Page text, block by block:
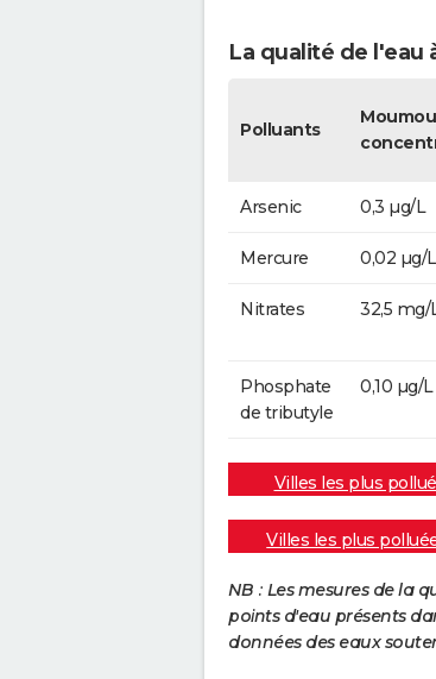
La qualité de l'eau
Polluants
Arsenic 0,3 µg/L
Mercure 0,02 µg/L
Nitrates 32,5 mg/
Phosphate
de tributyle
0,10 µg/L
Villes les plus
Villes les plus
NB : Les mesures de la
points d'eau présents
données des eaux